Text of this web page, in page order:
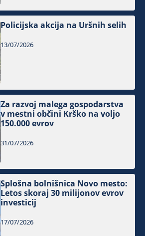
Policijska akcija na Uršnih selih
13/07/2026
Za razvoj malega gospodarstva
v mestni občini Krško na voljo
150.000 evrov
31/07/2026
Splošna bolnišnica Novo mesto:
Letos skoraj 30 milijonov evrov
investicij
17/07/2026